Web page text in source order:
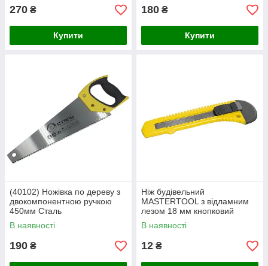
270 ₴
Купити
180 ₴
Купити
(40102) Ножівка по дереву з
двокомпонентною ручкою
450мм Сталь
В наявності
190 ₴
Ніж будівельний
MASTERTOOL з відламним
лезом 18 мм кнопковий
фіксатор 17-0518
В наявності
12 ₴